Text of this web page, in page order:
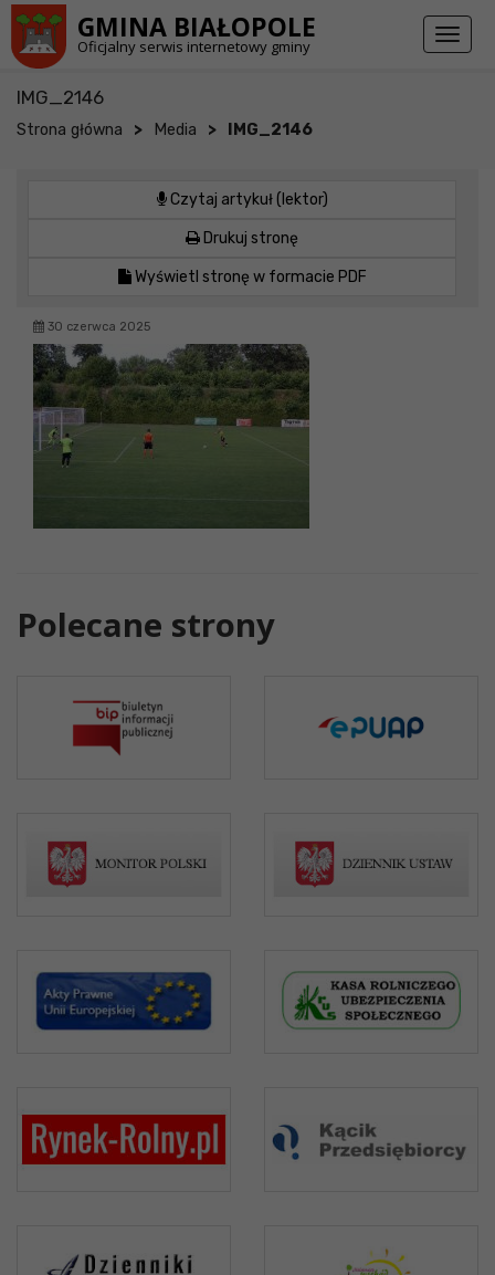
GMINA BIAŁOPOLE
Oficjalny serwis internetowy gminy
Toggle
IMG_2146
Strona główna > Media > IMG_2146
Czytaj artykuł (lektor)
Drukuj stronę
Wyświetl stronę w formacie PDF
30 czerwca 2025
Polecane strony